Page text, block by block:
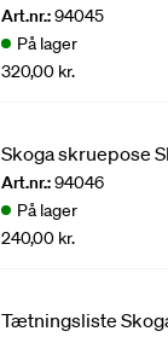
Art.nr.:94045
På lager
320,00 kr.
Skoga skruepose
Art.nr.:94046
På lager
240,00 kr.
Tætningsliste